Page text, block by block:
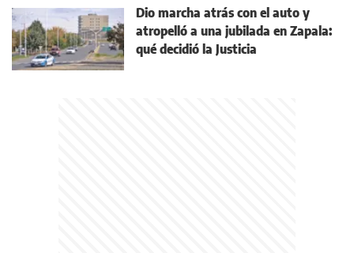
Dio marcha atrás con el auto y
atropelló a una jubilada en Zapala:
qué decidió la Justicia